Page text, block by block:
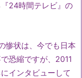
24時間テレビ』の
惨状は、今でも日本
恐縮ですが、2011
インタビューして